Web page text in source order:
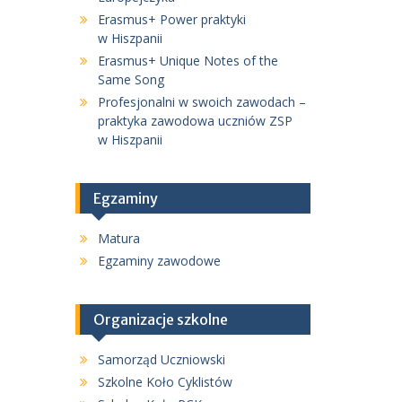
Erasmus+ Power praktyki
w Hiszpanii
Erasmus+ Unique Notes of the
Same Song
Profesjonalni w swoich zawodach –
praktyka zawodowa uczniów ZSP
w Hiszpanii
Egzaminy
Matura
Egzaminy zawodowe
Organizacje szkolne
Samorząd Uczniowski
Szkolne Koło Cyklistów